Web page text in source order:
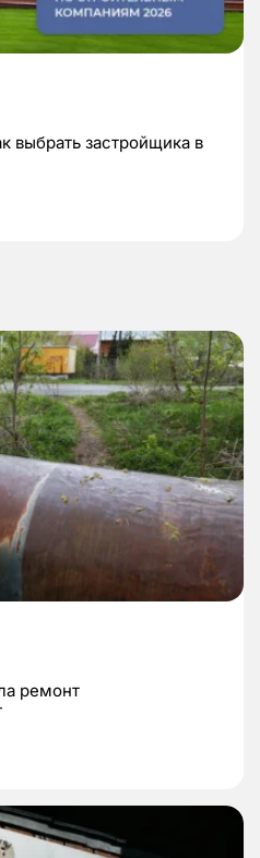
выбрать застройщика в
ремонт